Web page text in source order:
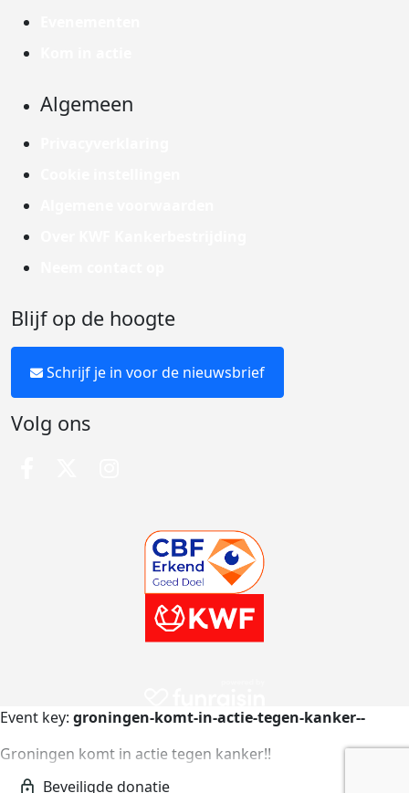
Algemeen
Blijf op de hoogte
Schrijf je in voor de nieuwsbrief
Volg ons
Event key: groningen-komt-in-actie-tegen-kanker--
Groningen komt in actie tegen kanker!!